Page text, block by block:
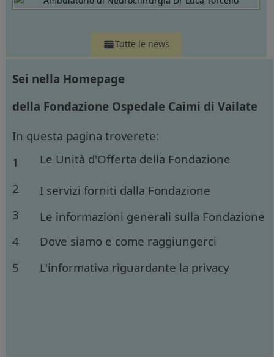
Tutte le news
Sei nella Homepage
della Fondazione Ospedale Caimi di Vailate
In questa pagina troverete:
1
Le Unità d'Offerta della Fondazione
2
I servizi forniti dalla Fondazione
3
Le informazioni generali sulla Fondazione
4
Dove siamo e come raggiungerci
5
L'informativa riguardante la privacy